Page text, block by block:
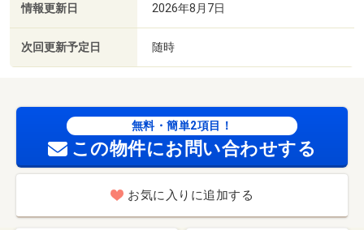
情報更新日 2026年8月7日
次回更新予定日 随時
無料・簡単2項目！
この物件にお問い合わせする
お気に入りに追加する